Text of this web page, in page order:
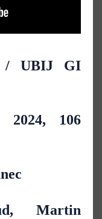
/ UBIJ GI
2024, 106
Martin